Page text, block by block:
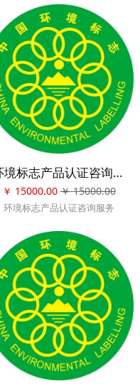
环境标志产品认证咨询服务
￥ 15000.00 ￥ 15000.00
环境标志产品认证咨询服务